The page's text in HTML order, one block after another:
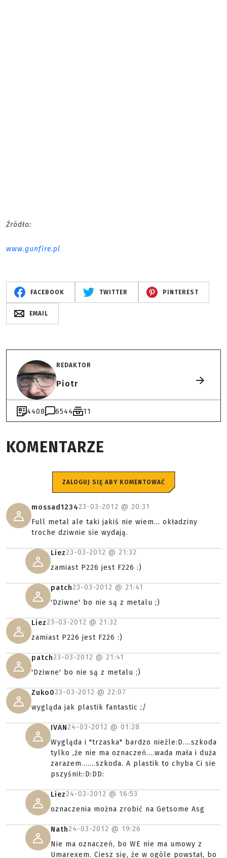
Źródło:
www.gunfire.pl
FACEBOOK TWITTER PINTEREST
EMAIL
REDAKTOR
Piotr
4408 6544 11
KOMENTARZE
ZALOGUJ SIĘ ABY KOMENTOWAĆ
mossad123423-03-2012 @ 20:31
Full metal ale taki jakiś nie wiem... okładziny
troche dziwnie sie wydają.
Liez23-03-2012 @ 21:32
zamiast P226 jest F226 :)
patch23-03-2012 @ 21:41
'Dziwne' bo nie są z metalu ;)
Liez23-03-2012 @ 21:32
zamiast P226 jest F226 :)
patch23-03-2012 @ 21:41
'Dziwne' bo nie są z metalu ;)
Zuko023-03-2012 @ 22:07
wygląda jak plastik fantastic ;/
IVAN24-03-2012 @ 01:28
Wygląda i "trzaska" bardzo nieźle:D....szkoda
tylko ,że nie ma oznaczeń....wada mała i duża
zarazem.......szkoda. A plastik to chyba Ci sie
pszyśnił::D:DD:
Liez24-03-2012 @ 16:53
oznaczenia można zrobić na Getsome Asg
Nath24-03-2012 @ 19:26
Nie ma oznaczeń, bo WE nie ma umowy z
Umarexem. Ciesz się, że w ogóle powstał, bo